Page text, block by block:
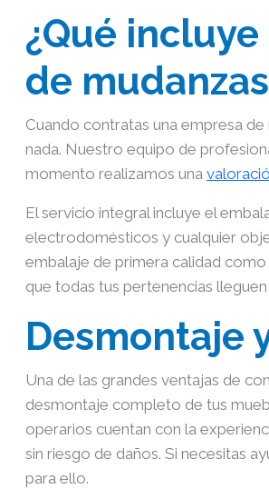
¿Qué
de
Cuando contratas una empresa
nada. Nuestro equipo de
momento realizamos una
El servicio integral incluye el
electrodomésticos y cualquier
embalaje de primera calidad
que todas tus pertenencias
Desmontaje
Una de las grandes ventajas de
desmontaje completo de tus
operarios cuentan con la
sin riesgo de daños. Si necesitas
para ello.